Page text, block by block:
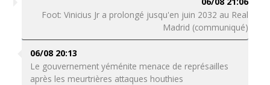
Foot: Vinicius Jr a prolongé jusqu'en juin 2032 au Real
Madrid (communiqué)
06/08 20:13
Le gouvernement yéménite menace de représailles
après les meurtrières attaques houthies